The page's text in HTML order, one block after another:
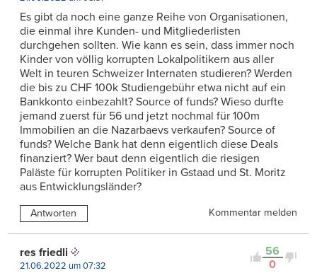
Es gibt da noch eine ganze Reihe von Organisationen,
die einmal ihre Kunden- und Mitgliederlisten
durchgehen sollten. Wie kann es sein, dass immer noch
Kinder von völlig korrupten Lokalpolitikern aus aller
Welt in teuren Schweizer Internaten studieren? Werden
die bis zu CHF 100k Studiengebühr etwa nicht auf ein
Bankkonto einbezahlt? Source of funds? Wieso durfte
jemand zuerst für 56 und jetzt nochmal für 100m
Immobilien an die Nazarbaevs verkaufen? Source of
funds? Welche Bank hat denn eigentlich diese Deals
finanziert? Wer baut denn eigentlich die riesigen
Paläste für korrupten Politiker in Gstaad und St. Moritz
aus Entwicklungsländer?
Antworten Kommentar melden
56
0
res friedli
21.06.2022 um 07:32